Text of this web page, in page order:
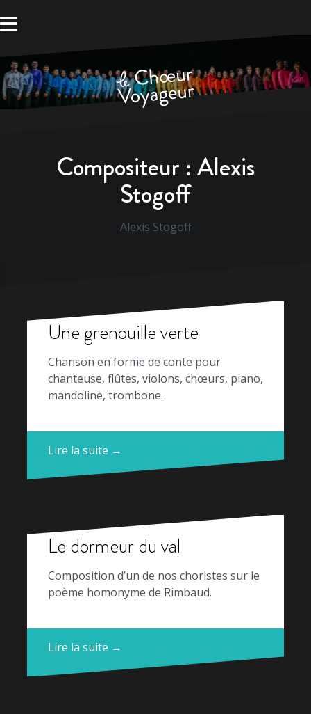
au
Compositeur :Alexis
Stogoff
Alexis Stogoff
Une grenouille verte
Chanson en forme de conte pour
chanteuse, flûtes, violons, chœurs, piano,
mandoline, trombone.
Lire la suite →
Le dormeur du val
Composition d’un de nos choristes sur le
poème homonyme de Rimbaud.
Lire la suite →